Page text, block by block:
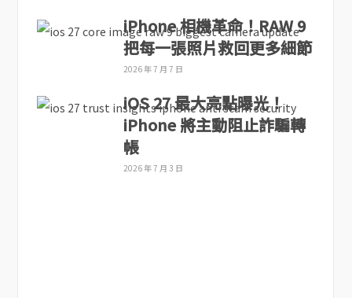
iPhone 相機革命！RAW 9
把每一張照片救回更多細節
2026 年 7 月 7 日
iOS 27 最大亮點曝光！
iPhone 將主動阻止詐騙轉
帳
2026 年 7 月 3 日